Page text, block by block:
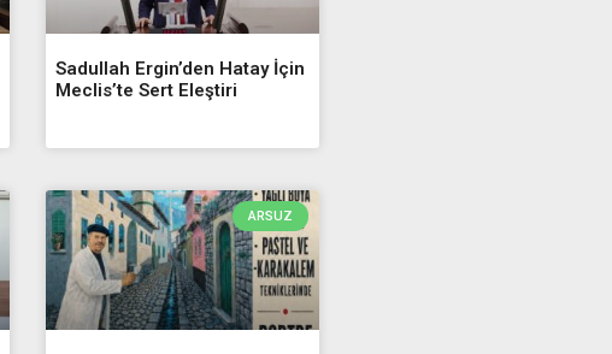
Sadullah Ergin’den Hatay İçin
Meclis’te Sert Eleştiri
ARSUZ